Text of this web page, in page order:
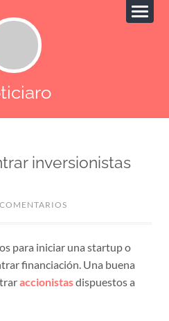
inversionistas
para iniciar una startup o
financiación. Una buena
accionistasdispuestos a